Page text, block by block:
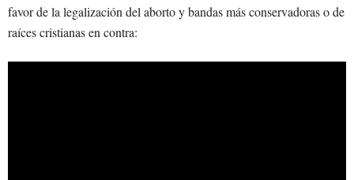
favor de la legalización del aborto y bandas más conservadoras o de
raíces cristianas en contra: